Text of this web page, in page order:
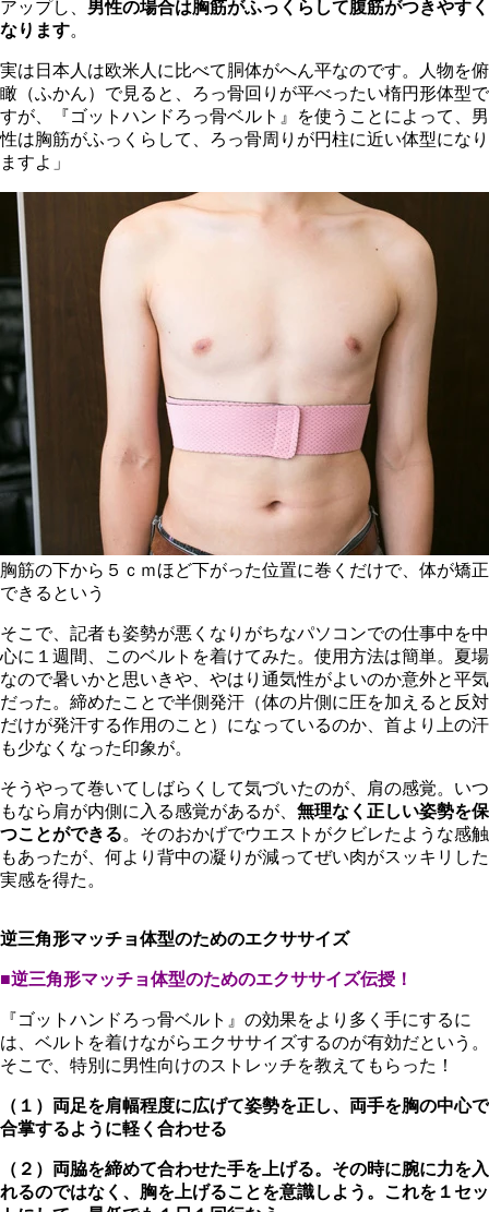
アップし、 男性の場合は胸筋がふっくらして腹筋がつきやすく
なります。
実は日本人は欧米人に比べて胴体がへん平なのです。人物を俯
瞰（ふかん）で見ると、ろっ骨回りが平べったい楕円形体型で
すが、『ゴットハンドろっ骨ベルト』を使うことによって、男
性は胸筋がふっくらして、ろっ骨周りが円柱に近い体型になり
ますよ」
胸筋の下から５ｃｍほど下がった位置に巻くだけで、体が矯正
できるという
そこで、記者も姿勢が悪くなりがちなパソコンでの仕事中を中
心に１週間、このベルトを着けてみた。使用方法は簡単。夏場
なので暑いかと思いきや、やはり通気性がよいのか意外と平気
だった。締めたことで半側発汗（体の片側に圧を加えると反対
だけが発汗する作用のこと）になっているのか、首より上の汗
も少なくなった印象が。
そうやって巻いてしばらくして気づいたのが、肩の感覚。いつ
もなら肩が内側に入る感覚があるが、 無理なく正しい姿勢を保
つことができる。そのおかげでウエストがクビレたような感触
もあったが、何より背中の凝りが減ってぜい肉がスッキリした
実感を得た。
逆三角形マッチョ体型のためのエクササイズ
■逆三角形マッチョ体型のためのエクササイズ伝授！
『ゴットハンドろっ骨ベルト』の効果をより多く手にするに
は、ベルトを着けながらエクササイズするのが有効だという。
そこで、特別に男性向けのストレッチを教えてもらった！
（１）両足を肩幅程度に広げて姿勢を正し、両手を胸の中心で
合掌するように軽く合わせる
（２）両脇を締めて合わせた手を上げる。その時に腕に力を入
れるのではなく、胸を上げることを意識しよう。これを１セッ